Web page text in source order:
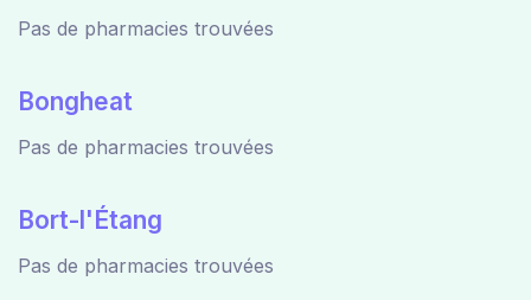
Pas de pharmacies trouvées
Bongheat
Pas de pharmacies trouvées
Bort-l'Étang
Pas de pharmacies trouvées